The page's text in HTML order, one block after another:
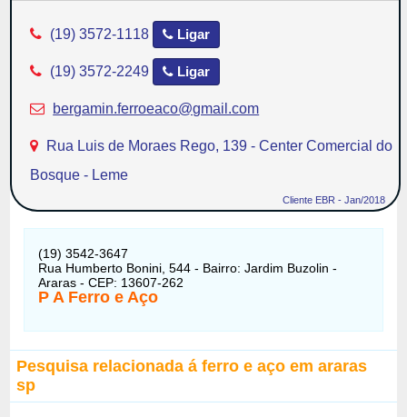
(19) 3572-1118 Ligar
(19) 3572-2249 Ligar
bergamin.ferroeaco@gmail.com
Rua Luis de Moraes Rego, 139 - Center Comercial do
Bosque - Leme
Cliente EBR - Jan/2018
(19) 3542-3647
Rua Humberto Bonini, 544 - Bairro: Jardim Buzolin -
Araras - CEP: 13607-262
P A Ferro e Aço
Pesquisa relacionada á ferro e aço em araras
sp